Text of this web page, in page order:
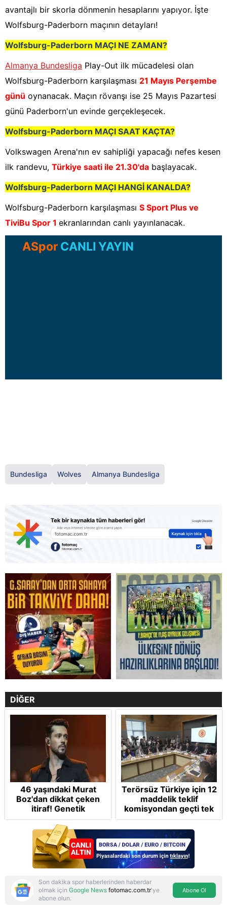
avantajlı bir skorla dönmenin hesaplarını yapıyor. İşte
Wolfsburg-Paderborn maçının detayları!
Wolfsburg-Paderborn MAÇI NE ZAMAN?
Almanya Bundesliga Play-Out ilk mücadelesi olan
Wolfsburg-Paderborn karşılaşması 21 Mayıs Perşembe
günü oynanacak. Maçın rövanşı ise 25 Mayıs Pazartesi
günü Paderborn'un evinde gerçekleşecek.
Wolfsburg-Paderborn MAÇI SAAT KAÇTA?
Volkswagen Arena'nın ev sahipliği yapacağı nefes kesen
ilk randevu, Türkiye saati ile 21.30'da başlayacak.
Wolfsburg-Paderborn MAÇI HANGİ KANALDA?
Wolfsburg-Paderborn karşılaşması S Sport Plus ve
TiviBu Spor 1 ekranlarından canlı yayınlanacak.
ASpor CANLI YAYIN
Bundesliga Wolves Almanya Bundesliga
DİĞER
46 yaşındaki Murat
Boz'dan dikkat çeken
itiraf! Genetik
korkusunu açıkladı
Terörsüz Türkiye için 12
maddelik teklif
komisyondan geçti tek
madde değişti!
Soruşturma ve cezalar
hangi şartlarda
ertelenecek?
Son dakika spor haberlerinden haberdar
olmak için Google News fotomac.com.tr'ye
abone olun.
Abone Ol